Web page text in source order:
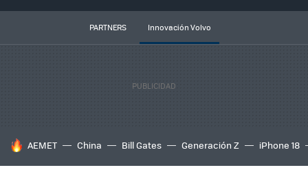
PARTNERS Innovación Volvo
HOY SE HABLA DE
AEMET China Bill Gates Generación Z iPhone 18